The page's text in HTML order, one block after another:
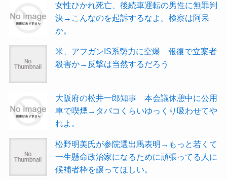
女性ひかれ死亡、後続車運転の男性に無罪判
決→こんなのを起訴するなよ。検察は阿呆
か。
米、アフガンIS系勢力に空爆 報復で立案者
殺害か→反撃は当然するだろう
大阪府の松井一郎知事 本会議休憩中に公用
車で喫煙→タバコくらいゆっくり吸わせてや
れよ。
松野明美氏が参院選出馬表明→もっと若くて
一生懸命政治家になるために頑張ってる人に
候補者枠を譲ってほしい。